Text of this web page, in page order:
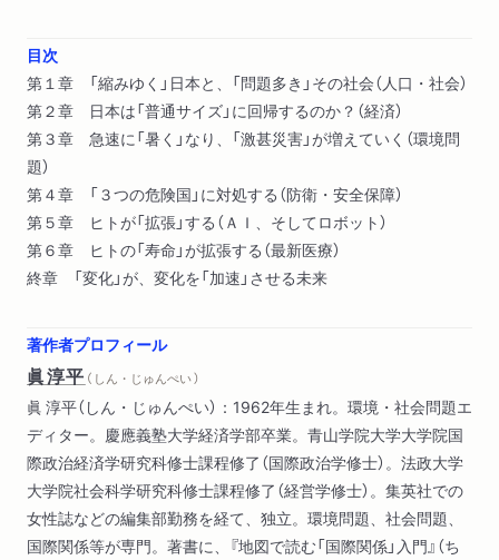
目次
第１章 「縮みゆく」日本と、「問題多き」その社会（人口・社会）
第２章 日本は「普通サイズ」に回帰するのか？（経済）
第３章 急速に「暑く」なり、「激甚災害」が増えていく（環境問
題）
第４章 「３つの危険国」に対処する（防衛・安全保障）
第５章 ヒトが「拡張」する（ＡＩ、そしてロボット）
第６章 ヒトの「寿命」が拡張する（最新医療）
終章 「変化」が、変化を「加速」させる未来
著作者プロフィール
眞淳平 （ しん・じゅんぺい ）
眞 淳平（しん・じゅんぺい）：1962年生まれ。環境・社会問題エ
ディター。慶應義塾大学経済学部卒業。青山学院大学大学院国
際政治経済学研究科修士課程修了（国際政治学修士）。法政大学
大学院社会科学研究科修士課程修了（経営学修士）。集英社での
女性誌などの編集部勤務を経て、独立。環境問題、社会問題、
国際関係等が専門。著書に、『地図で読む「国際関係」入門』（ち